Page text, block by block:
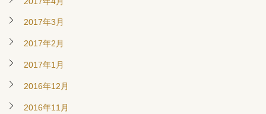
2017年3月
2017年2月
2017年1月
2016年12月
2016年11月